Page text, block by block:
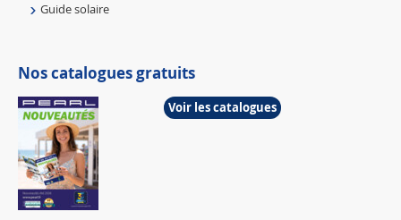
Guide solaire
Nos catalogues gratuits
Voir les catalogues